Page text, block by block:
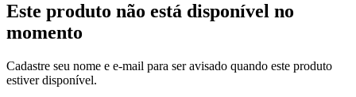
Este produto não está disponível no
momento
Cadastre seu nome e e-mail para ser avisado quando este produto
estiver disponível.